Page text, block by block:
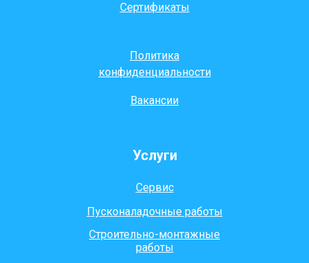
Сертификаты
Услуги
Политика
конфиденциальности
Строительно-монтажные
работы
Пусконаладочные работы
Сервис
Вакансии